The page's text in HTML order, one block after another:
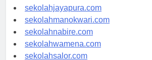
sekolahambon.com
sekolahjayapura.com
sekolahmanokwari.com
sekolahnabire.com
sekolahwamena.com